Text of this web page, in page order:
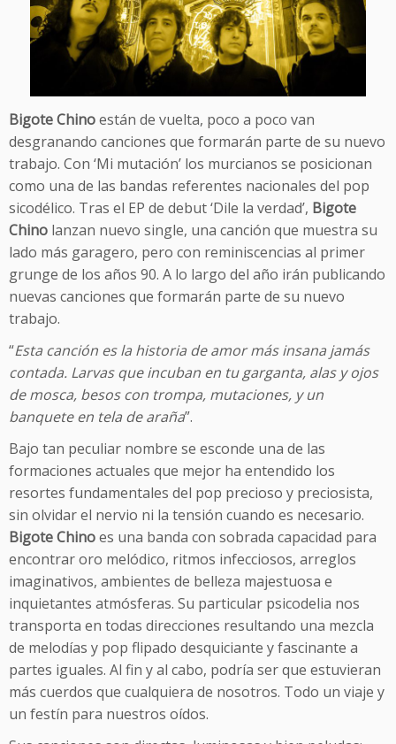
Bigote Chinoestán de vuelta, poco a poco van
desgranando canciones que formarán parte de su nuevo
trabajo. Con ‘Mi mutación’ los murcianos se posicionan
como una de las bandas referentes nacionales del pop
sicodélico. Tras el EP de debut ‘Dile la verdad’, Bigote
Chino lanzan nuevo single, una canción que muestra su
lado más garagero, pero con reminiscencias al primer
grunge de los años 90. A lo largo del año irán publicando
nuevas canciones que formarán parte de su nuevo
trabajo.
“Esta canción es la historia de amor más insana jamás
contada. Larvas que incuban en tu garganta, alas y ojos
de mosca, besos con trompa, mutaciones, y un
banquete en tela de araña”.
Bajo tan peculiar nombre se esconde una de las
formaciones actuales que mejor ha entendido los
resortes fundamentales del pop precioso y preciosista,
sin olvidar el nervio ni la tensión cuando es necesario.
Bigote Chinoes una banda con sobrada capacidad para
encontrar oro melódico, ritmos infecciosos, arreglos
imaginativos, ambientes de belleza majestuosa e
inquietantes atmósferas. Su particular psicodelia nos
transporta en todas direcciones resultando una mezcla
de melodías y pop flipado desquiciante y fascinante a
partes iguales. Al fin y al cabo, podría ser que estuvieran
más cuerdos que cualquiera de nosotros. Todo un viaje y
un festín para nuestros oídos.